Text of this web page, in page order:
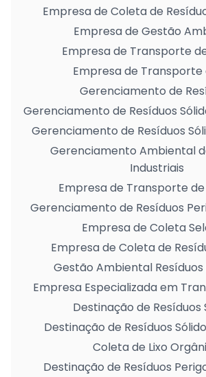
Empresa de Coleta de
Empresa de Gestão
Empresa de Transporte
Empresa de Transporte
Gerenciamento de
Gerenciamento de Resíduos
Gerenciamento de Resíduos
Gerenciamento Ambiental
Industriais
Empresa de Transporte de
Gerenciamento de Resíduos
Empresa de Coleta
Empresa de Coleta de
Gestão Ambiental Resíduos
Empresa Especializada em
Destinação de Resíduos
Destinação de Resíduos
Coleta de Lixo
Destinação de Resíduos